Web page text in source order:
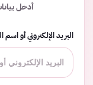
أدخل
البريد الإلكتروني أو